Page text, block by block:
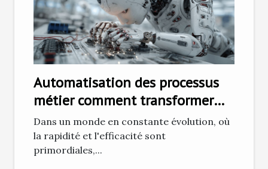
Automatisation des processus
métier comment transformer
votre entreprise pour la
nouvelle décennie
Dans un monde en constante évolution, où
la rapidité et l'efficacité sont
primordiales,...